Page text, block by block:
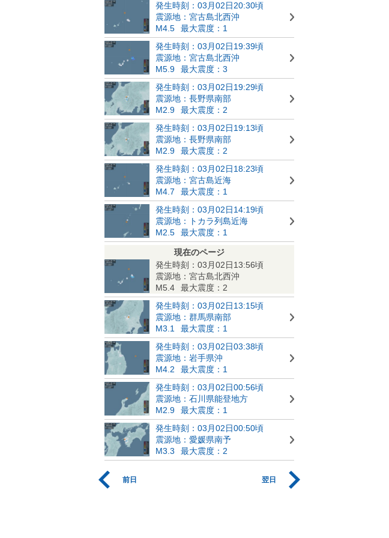
発生時刻：03月02日20:30頃
震源地：宮古島北西沖
M4.5
最大震度：1
発生時刻：03月02日19:39頃
震源地：宮古島北西沖
M5.9
最大震度：3
発生時刻：03月02日19:29頃
震源地：長野県南部
M2.9
最大震度：2
発生時刻：03月02日19:13頃
震源地：長野県南部
M2.9
最大震度：2
発生時刻：03月02日18:23頃
震源地：宮古島近海
M4.7
最大震度：1
発生時刻：03月02日14:19頃
震源地：トカラ列島近海
M2.5
最大震度：1
現在のページ
発生時刻：03月02日13:56頃
震源地：宮古島北西沖
M5.4
最大震度：2
発生時刻：03月02日13:15頃
震源地：群馬県南部
M3.1
最大震度：1
発生時刻：03月02日03:38頃
震源地：岩手県沖
M4.2
最大震度：1
発生時刻：03月02日00:56頃
震源地：石川県能登地方
M2.9
最大震度：1
発生時刻：03月02日00:50頃
震源地：愛媛県南予
M3.3
最大震度：2
前日 翌日